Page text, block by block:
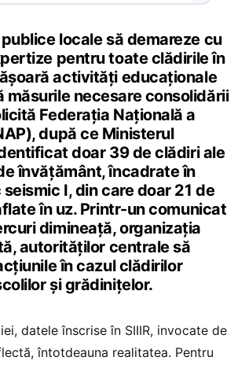
locale să demareze cu
pentru toate clădirile în
activități educaționale
măsurile necesare consolidării
Federația Națională a
după ce Ministerul
doar 39 de clădiri ale
învățământ, încadrate în
I, din care doar 21 de
în uz. Printr-un comunicat
dimineață, organizația
autorităților centrale să
în cazul clădirilor
și grădinițelor.
datele înscrise în SIIIR, invocate de
întotdeauna realitatea. Pentru